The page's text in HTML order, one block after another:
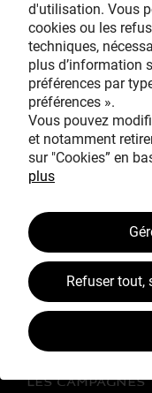
TOUS MÉCÈNES !
L’ŒUVRE À LA
JEAN SIMEON
VOS
ACTUALITÉS
LES CAMPAGNES
d'utilisation. Vous
cookies ou les
techniques,
plus d’information
préférences par
préférences ».
Vous pouvez
et notamment
sur "Cookies” en
plus
Refuser tout,